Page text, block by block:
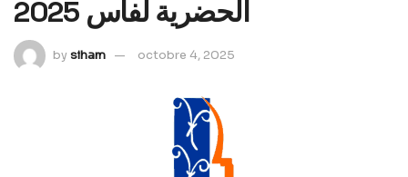
الحضرية لفاس 2025
bysiham octobre 4, 2025